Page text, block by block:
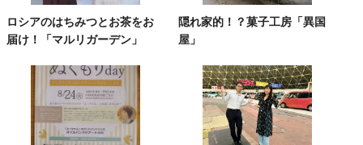
ロシアのはちみつとお茶をお
届け！「マルリガーデン」
隠れ家的！？菓子工房「異国
屋」